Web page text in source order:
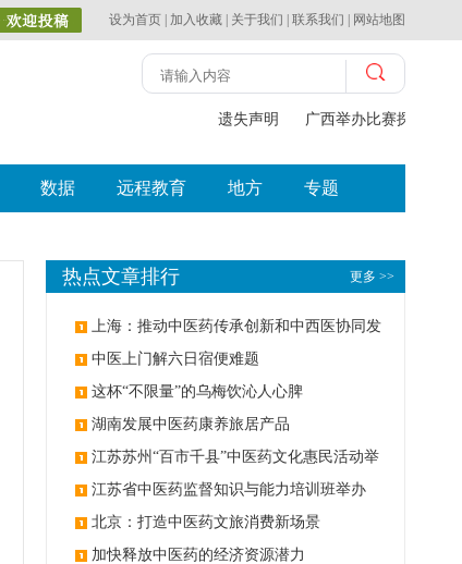
设为首页 加入收藏 关于我们 联系我们 网站地图
遗失声明 广西举办比赛探索中（
数据 远程教育 地方 专题
更多 >>
热点文章排行
上海：推动中医药传承创新和中西医协同发
展 中医上门解六日宿便难题
这杯“不限量”的乌梅饮沁人心脾
湖南发展中医药康养旅居产品
江苏苏州“百市千县”中医药文化惠民活动举
办 江苏省中医药监督知识与能力培训班举办
北京：打造中医药文旅消费新场景
加快释放中医药的经济资源潜力